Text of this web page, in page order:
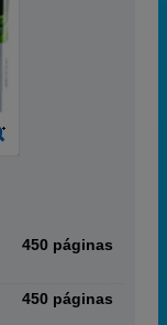
450 páginas
450 páginas